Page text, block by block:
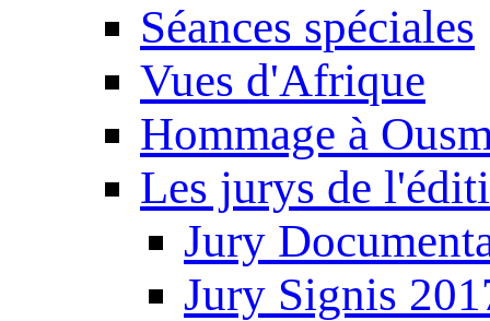
Séances spéciales
Vues d'Afrique
Hommage à
Les jurys de
Jury
Jury Signis